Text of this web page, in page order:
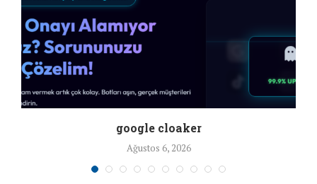
google cloaker
Ağustos 6, 2026